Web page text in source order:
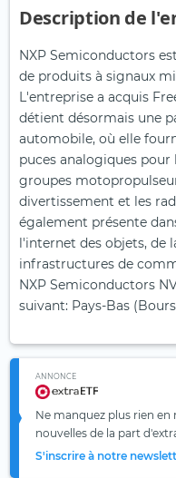
Description de
NXP Semiconductors
de produits à signaux
L'entreprise a acquis
détient désormais une
automobile, où elle
puces analogiques
groupes
divertissement et les
également présente
l'internet des objets, de
infrastructures de
NXP Semiconductors
suivant: Pays-Bas
ANNONCE
Ne manquez plus rien
nouvelles de la part
S'inscrire à notre